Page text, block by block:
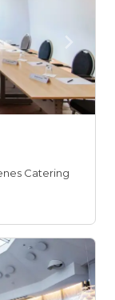
Catering